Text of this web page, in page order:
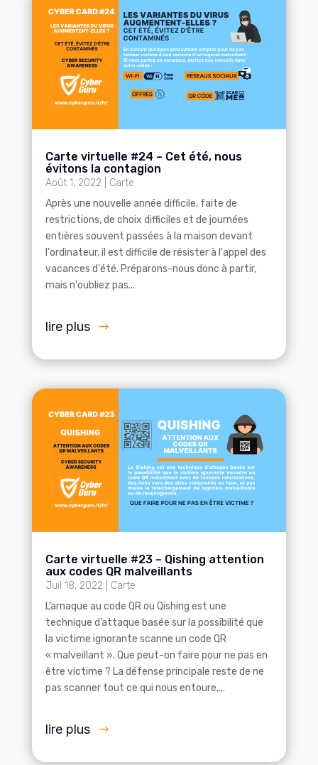
Carte virtuelle #24 – Cet été, nous
évitons la contagion
Août 1, 2022
Carte
Après une nouvelle année difficile, faite de
restrictions, de choix difficiles et de journées
entières souvent passées à la maison devant
l'ordinateur, il est difficile de résister à l'appel des
vacances d'été. Préparons-nous donc à partir,
mais n'oubliez pas...
lire plus
Carte virtuelle #23 – Qishing attention
aux codes QR malveillants
Juil 18, 2022
Carte
L’arnaque au code QR ou Qishing est une
technique d’attaque basée sur la possibilité que
la victime ignorante scanne un code QR
« malveillant ». Que peut-on faire pour ne pas en
être victime ? La défense principale reste de ne
pas scanner tout ce qui nous entoure,...
lire plus